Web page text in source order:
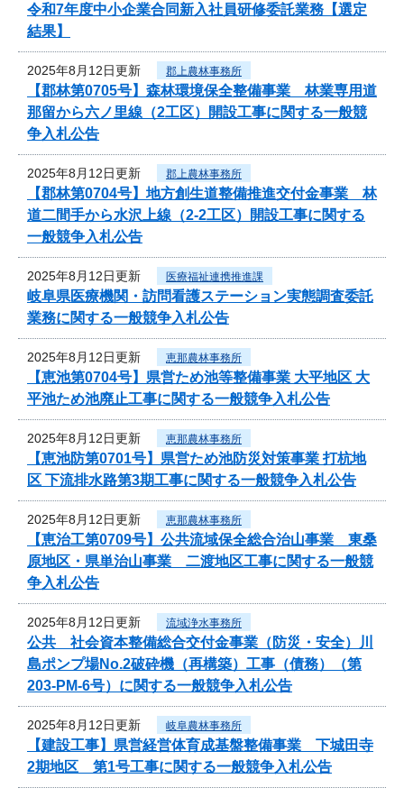
令和7年度中小企業合同新入社員研修委託業務【選定
結果】
2025年8月12日更新 郡上農林事務所
【郡林第0705号】森林環境保全整備事業 林業専用道
那留から六ノ里線（2工区）開設工事に関する一般競
争入札公告
2025年8月12日更新 郡上農林事務所
【郡林第0704号】地方創生道整備推進交付金事業 林
道二間手から水沢上線（2-2工区）開設工事に関する
一般競争入札公告
2025年8月12日更新 医療福祉連携推進課
岐阜県医療機関・訪問看護ステーション実態調査委託
業務に関する一般競争入札公告
2025年8月12日更新 恵那農林事務所
【恵池第0704号】県営ため池等整備事業 大平地区 大
平池ため池廃止工事に関する一般競争入札公告
2025年8月12日更新 恵那農林事務所
【恵池防第0701号】県営ため池防災対策事業 打杭地
区 下流排水路第3期工事に関する一般競争入札公告
2025年8月12日更新 恵那農林事務所
【恵治工第0709号】公共流域保全総合治山事業 東桑
原地区・県単治山事業 二渡地区工事に関する一般競
争入札公告
2025年8月12日更新 流域浄水事務所
公共 社会資本整備総合交付金事業（防災・安全）川
島ポンプ場No.2破砕機（再構築）工事（債務）（第
203-PM-6号）に関する一般競争入札公告
2025年8月12日更新 岐阜農林事務所
【建設工事】県営経営体育成基盤整備事業 下城田寺
2期地区 第1号工事に関する一般競争入札公告